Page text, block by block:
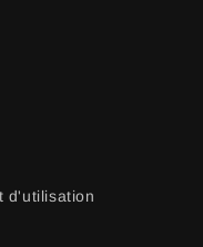
d'utilisation